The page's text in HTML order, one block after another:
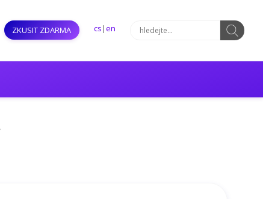
ZKUSIT ZDARMA cs |en